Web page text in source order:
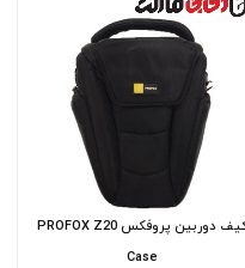
کیف دوربین پروفکس PROFOX Z20
Case